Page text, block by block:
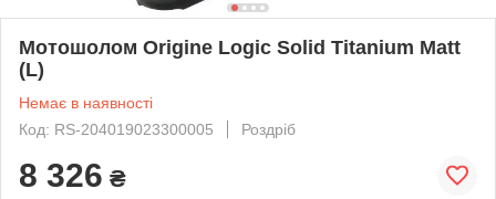
Мотошолом Origine Logic Solid Titanium Matt
(L)
Немає в наявності
Код: RS-204019023300005
Роздріб
8 326 ₴